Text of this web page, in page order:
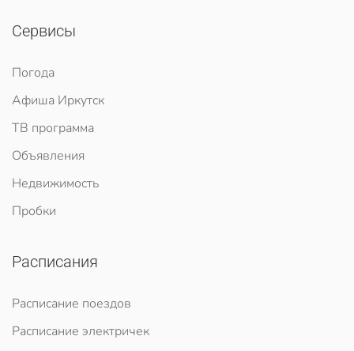
Сервисы
Погода
Афиша Иркутск
ТВ программа
Объявления
Недвижимость
Пробки
Расписания
Расписание поездов
Расписание электричек